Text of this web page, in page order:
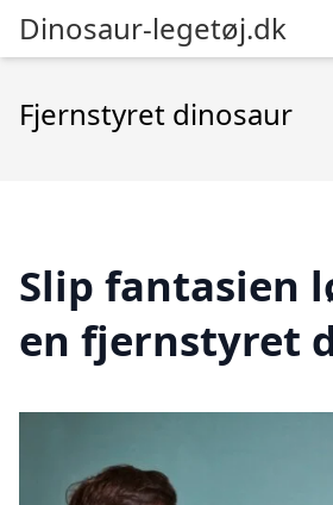
Dinosaur-legetøj.dk
Fjernstyret dinosaur
Slip fantasien
en fjernstyret